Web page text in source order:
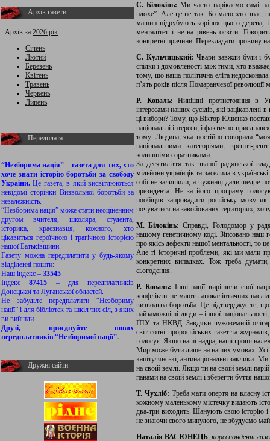
Архів газети
Архів за 2026 рік:
Січень
Лютий
Березень
Квітень
Травень
Червень
Липень
Передплата
“Незборима нація” – газета для тих, хто
хоче знати історію боротьби за свободу
України.Це газета, в якій висвітлюються
невідомі сторінки Визвольної боротьби за
незалежність.
“Незборима нація” може стати неоціненним
другом вчителя, школяра, студента,
історика, краєзнавця, кожного, хто
цікавиться героїчною і трагічною історією
нашої Батьківщини.
Газету можна передплатити у будь-якому
відділенні пошти:
Наш індекс – 33545
Індекс87415 – для передплатників
Донецької та Луганської областей.
Не забудьте передплатити “Незбориму
нації” і для бібліотек та шкіл тих сіл, з яких
ви вийшли.
Друзі, приєднуйте нових
передплатників “Незборимої нації”.
Дружні сайти
С. Білокінь: Ми часто нарікаємо самі
плохе”. Але це не так. Бо мало хто знає,
машин підрубують коріння цього дерева,
менталітет і не на рівень освіти.
конкретні причини. Перекладати провину на
С. Кульчицький: Чвари завжди були і
спілки і домовленості між тими, хто
тому, що наша політична еліта
п’ять років після Помаранчевої революції
Р. Коваль: Нинішні протистояння в
інтересами наших сусідів, які зацікавлені
ці вибори? Тому, що Віктор Ющенко
національні інтереси, і фактично
тому. Людина, яка постійно говорила
національними категоріями, врешті-
колишніми соратниками…
За десятиліття так званої радянської
мільйони українців та заселила в
собі не залишили, а чужинці дали щедре
президента. Не за його програму
пообіцяв запровадити російську мову
почуватися на завойованих територіях,
М. Білокінь: Справді, Голодомор у
нашому генетичному коді. Зіпсовано
про якісь дефекти нашої ментальності, то
Але ті історичні проблеми, які ми мали
конкретних випадках. Тож треба
сьогодення.
Р. Коваль: Інші нації вирішили свої
конфлікти не мають апокаліптичних
визвольна боротьба. Це підтверджує те, що
найзаможніші люди – іншої
ҐПУ та НКВД. Завдяки чужоземній
світ сотні проросійських газет та
голосує. Якщо наші надра, наші гроші
Мир може бути лише на наших умовах. Усі
капітулянські, антинаціональні
на своїй землі. Якщо ти на своїй землі
панами на своїй землі і зберегти буття
Т. Чухліб: Треба мати опертя на власну
кожному маленькому містечку видають
два-три виходить. Шанують свою історію
не знаючи свого минулого, не збудуємо
Наталія ВАСЮНЕЦЬ, кореспондент